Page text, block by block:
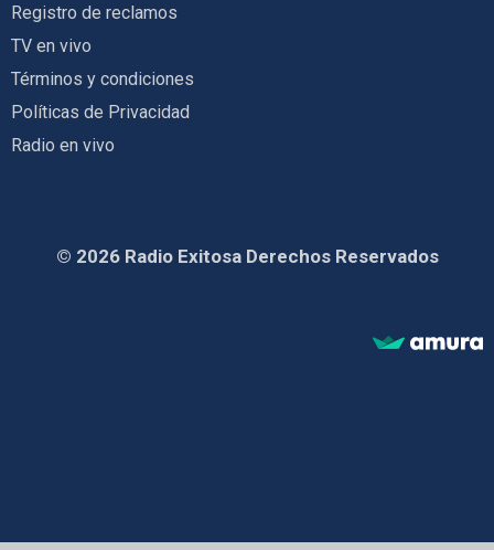
Registro de reclamos
TV en vivo
Términos y condiciones
Políticas de Privacidad
Radio en vivo
© 2026 Radio Exitosa Derechos Reservados